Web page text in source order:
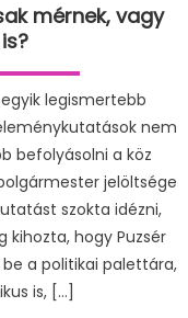
mérnek, vagy
legismertebb
nem
befolyásolni a köz
jelöltsége
szokta idézni,
hogy Puzsér
a politikai palettára,
is, […]